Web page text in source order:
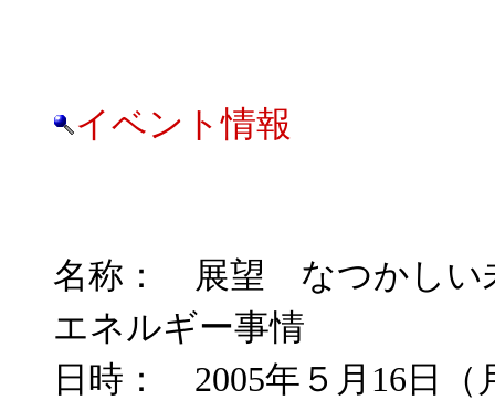
イベント情報
名称：
展望 なつかしい
エネルギー事情
日時： 2005年５月16日（